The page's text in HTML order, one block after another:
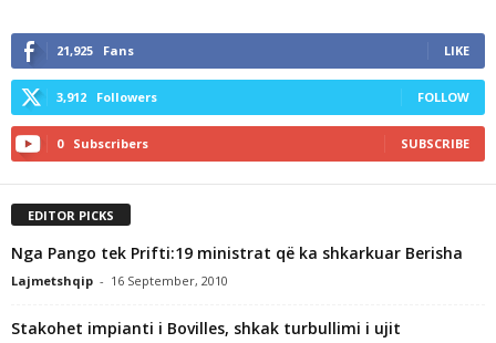
21,925 Fans LIKE
3,912 Followers FOLLOW
0 Subscribers SUBSCRIBE
EDITOR PICKS
Nga Pango tek Prifti:19 ministrat që ka shkarkuar Berisha
Lajmetshqip - 16 September, 2010
Stakohet impianti i Bovilles, shkak turbullimi i ujit